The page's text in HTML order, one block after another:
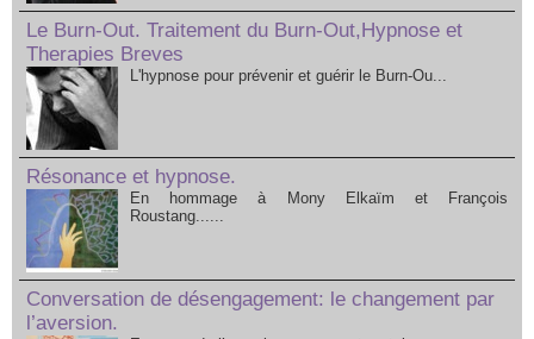
Le Burn-Out. Traitement du Burn-Out,Hypnose et
Therapies Breves
L'hypnose pour prévenir et guérir le Burn-Ou...
Résonance et hypnose.
En hommage à Mony Elkaïm et François
Roustang......
Conversation de désengagement: le changement par
l’aversion.